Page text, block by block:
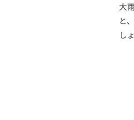
大
と
し